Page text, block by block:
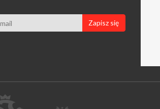
Zapisz się